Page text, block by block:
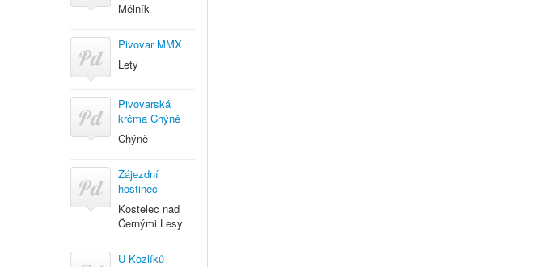
Mělník
Pivovar MMX
Lety
Pivovarská
krčma Chýně
Chýně
Zájezdní
hostinec
Kostelec nad
Černými Lesy
U Kozlíků